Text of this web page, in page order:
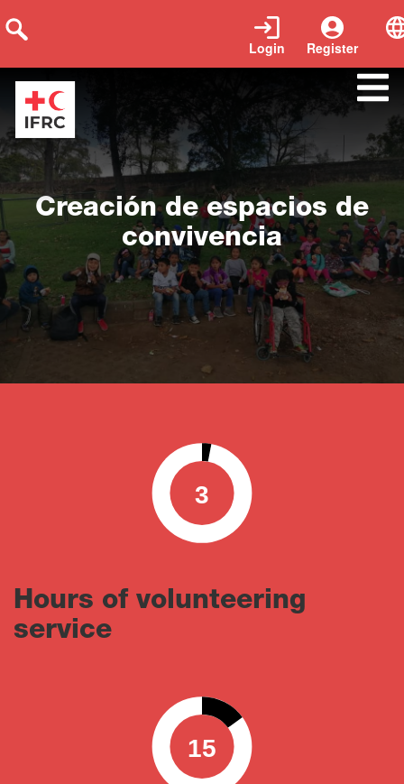
Register
Login
Creación de espacios de
convivencia
3
0 100
Hours of volunteering
service
15
0 100